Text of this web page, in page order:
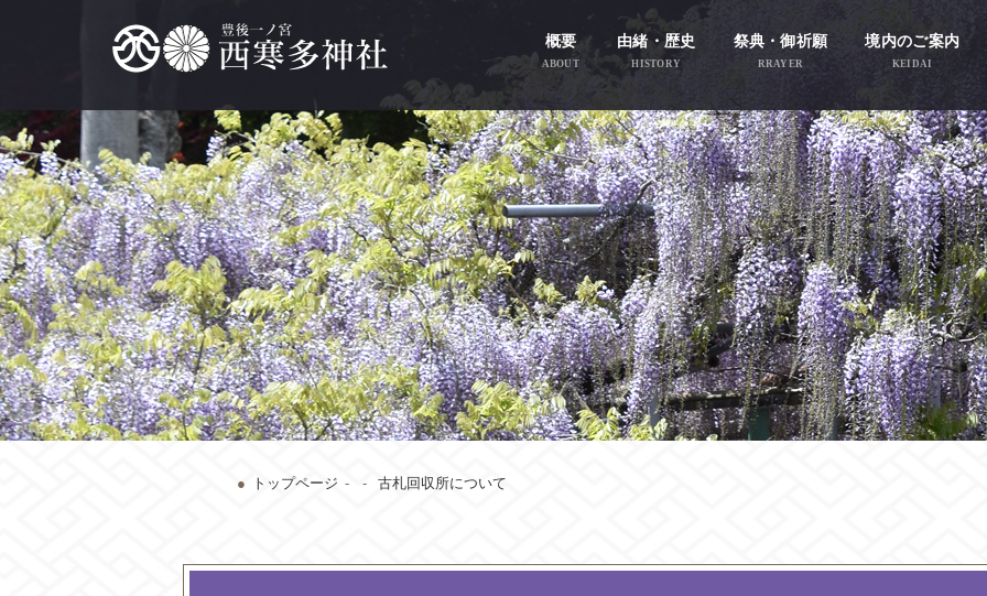
概要
ABOUT
由緒・歴史
HISTORY
祭典・御祈願
RRAYER
境内のご案内
KEIDAI
トップページ 古札回収所について